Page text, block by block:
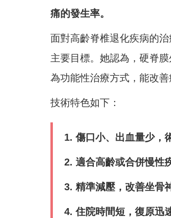
痛的發生率。
面對高齡脊椎退化疾病的
主要目標。她認為，硬脊
為功能性治療方式，能改
技術特色如下：
1. 傷口小、出血量少，
2. 適合高齡或合併慢性
3. 精準減壓，改善坐骨
4. 住院時間短，復原迅